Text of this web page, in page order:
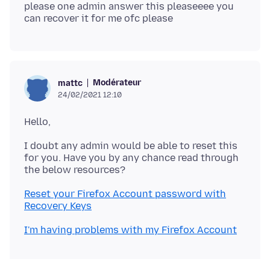
please one admin answer this pleaseeee you
mattc Modérateur
24/02/2021 12:10
I doubt any admin would be able to reset this
for you. Have you by any chance read through
Reset your Firefox Account password with
Recovery Keys
I'm having problems with my Firefox Account